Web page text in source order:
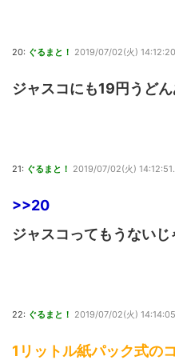
20: ぐるまと！ 2019/07/02(火)
ジャスコにも19円うど
21: ぐるまと！ 2019/07/02(火)
>>20
ジャスコってもうないじ
22: ぐるまと！ 2019/07/02(火)
1リットル紙パック式の